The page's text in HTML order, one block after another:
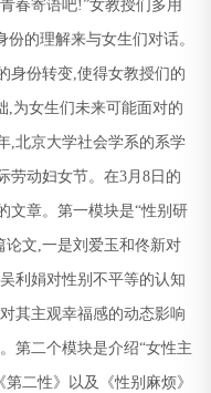
春寄语吧!”女教授们多用
的理解来与女生们对话。
身份转变,使得女教授们的
,为女生们未来可能面对的
,北京大学社会学系的系学
劳动妇女节。在3月 8 日的
文章。第一模块是“性别研
论文,一是刘爱玉和佟新对
利娟对性别不平等的认知
其主观幸福感的动态影响
第二个模块是介绍“女性主
二性》以及《性别麻烦》